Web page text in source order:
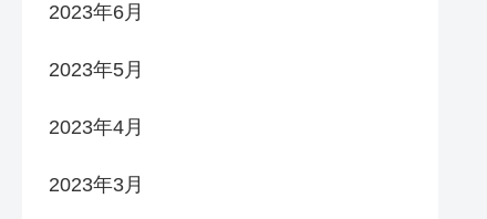
2023年6月
2023年5月
2023年4月
2023年3月